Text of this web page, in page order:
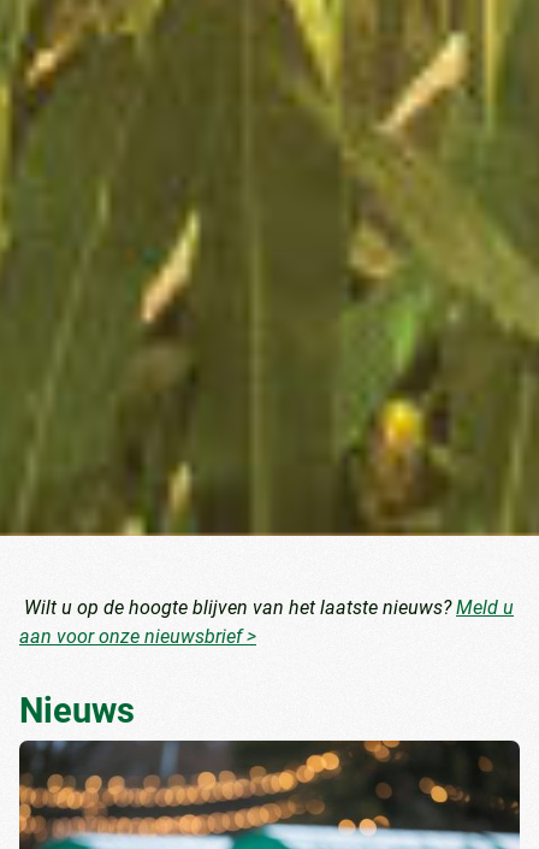
Wilt u op de hoogte blijven van het laatste nieuws?Meld u
aan voor onze nieuwsbrief >
Nieuws